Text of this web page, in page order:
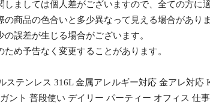
ましては個人差がございますので、全ての方に
商品の色合いと多少異なって見える場合がありま
誤差が生じる場合がございます。
め予告なく変更することがあります。
ステンレス 316L 金属アレルギー対応 金アレ対
ント 普段使い デイリー パーティー オフィス 仕